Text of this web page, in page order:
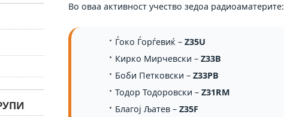
Во оваа активност учество зедоа радиоаматерите:
Ѓоко Ѓорѓевиќ –Z35U
Кирко Мирчевски –Z33B
Боби Петковски –Z33PB
Тодор Тодоровски –Z31RM
Благој Љатев –Z35F